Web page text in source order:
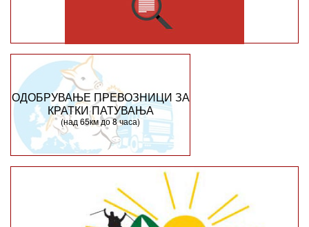
ОДОБРУВАЊЕ ПРЕВОЗНИЦИ ЗА
КРАТКИ ПАТУВАЊА
(над 65км до 8 часа)